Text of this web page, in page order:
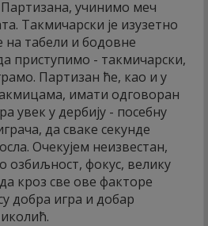
учинимо меч
Такмичарски је изузетно
на табели и бодовне
приступимо - такмичарски,
Партизан ће, као и у
имати одговоран
увек у дербију - посебну
да сваке секунде
Очекујем неизвестан,
озбиљност, фокус, велику
кроз све ове факторе
добра игра и добар